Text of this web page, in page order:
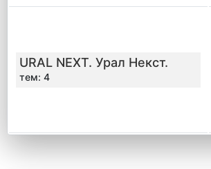
URAL NEXT. Урал Некст.
тем: 4